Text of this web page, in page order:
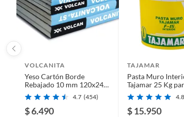
Esta moldura, fabricada con poliestireno
Con sus dimensiones de 30x30mm, se
arquitectónico que marca la diferencia. Su
VOLCANITA
Yeso Cartón Borde
Rebajado 10 mm 120x240
cm
4.7 (454)
$ 6.490
TAJAMAR
Pasta Muro
Tajamar 25 Kg
y Nivelar Blanco4.8
$ 15.950